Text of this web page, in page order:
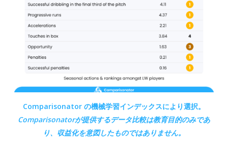
Comparisonator の機械学習インデックスにより選択。
Comparisonatorが提供するデータ比較は教育目的のみであ
り、収益化を意図したものではありません。